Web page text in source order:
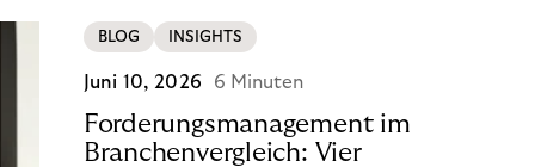
BLOG INSIGHTS
Juni 10, 2026 6 Minuten
Forderungsmanagement im
Branchenvergleich: Vier